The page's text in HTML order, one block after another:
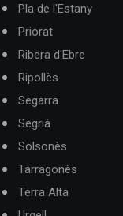
Pla de l'Estany
Priorat
Ribera d'Ebre
Ripollès
Segarra
Segrià
Solsonès
Tarragonès
Terra Alta